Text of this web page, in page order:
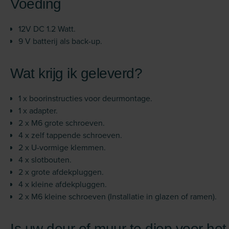
Voeding
12V DC 1.2 Watt.
9 V batterij als back-up.
Wat krijg ik geleverd?
1 x boorinstructies voor deurmontage.
1 x adapter.
2 x M6 grote schroeven.
4 x zelf tappende schroeven.
2 x U-vormige klemmen.
4 x slotbouten.
2 x grote afdekpluggen.
4 x kleine afdekpluggen.
2 x M6 kleine schroeven (Installatie in glazen of ramen).